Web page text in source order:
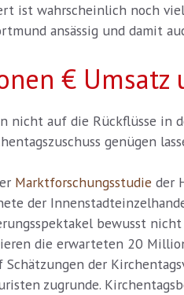
ist wahrscheinlich noch
ansässig und damit
€ Umsatz
nicht auf die Rückflüsse in
genügen
Marktforschungsstudie der
der
bewusst
die erwarteten 20
der
zugrunde.